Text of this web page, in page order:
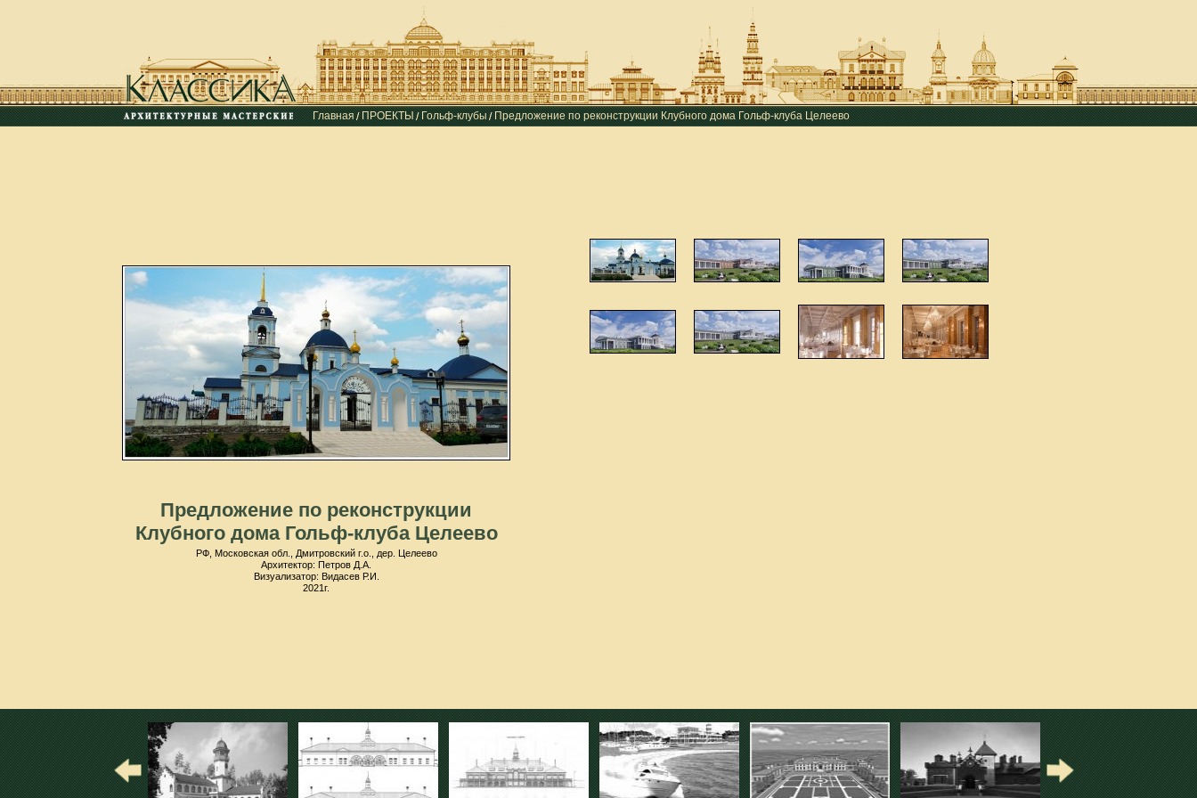
Главная ПРОЕКТЫ Гольф-клубы Предложение по реконструкции Клубного дома Гольф-клуба Целеево
Предложение по реконструкции
Клубного дома Гольф-клуба Целеево
РФ, Московская обл., Дмитровский г.о., дер. Целеево
Архитектор: Петров Д.А.
Визуализатор: Видасев Р.И.
2021г.